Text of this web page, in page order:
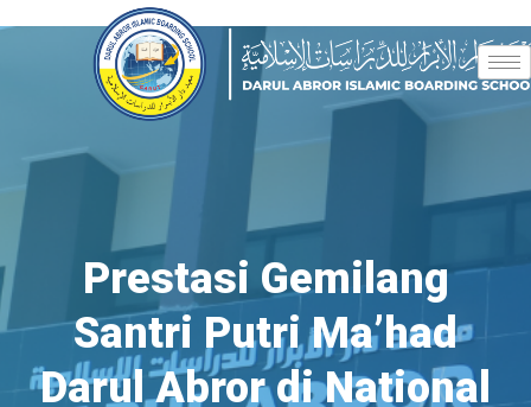
Prestasi Gemilang
Santri Putri Ma’had
Darul Abror di National